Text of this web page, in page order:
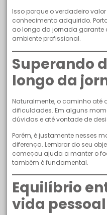
Isso porque o verdadeiro
conhecimento adquirido.
ao longo da jornada garante
ambiente profissional.
Superando
longo da
Naturalmente, o caminho até
dificuldades. Em alguns
dúvidas e até vontade de
Porém, é justamente nesses
diferença. Lembrar do seu
começou ajuda a manter o
também é fundamental.
Equilíbrio
vida pessoal